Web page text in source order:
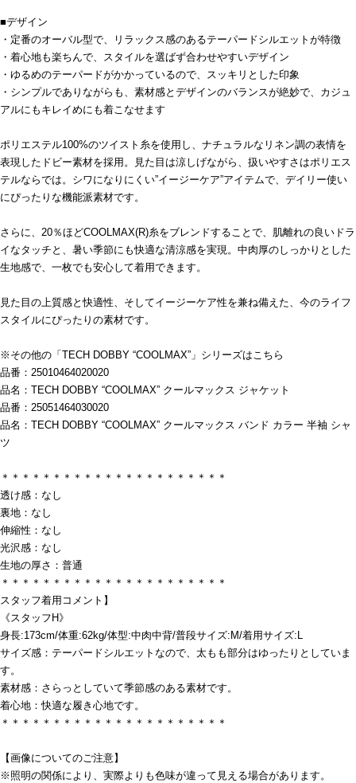
■デザイン
・定番のオーバル型で、リラックス感のあるテーパードシルエットが特徴
・着心地も楽ちんで、スタイルを選ばず合わせやすいデザイン
・ゆるめのテーパードがかかっているので、スッキリとした印象
・シンプルでありながらも、素材感とデザインのバランスが絶妙で、カジュ
アルにもキレイめにも着こなせます
ポリエステル100%のツイスト糸を使用し、ナチュラルなリネン調の表情を
表現したドビー素材を採用。見た目は涼しげながら、扱いやすさはポリエス
テルならでは。シワになりにくい”イージーケア”アイテムで、デイリー使い
にぴったりな機能派素材です。
さらに、20％ほどCOOLMAX(R)糸をブレンドすることで、肌離れの良いドラ
イなタッチと、暑い季節にも快適な清涼感を実現。中肉厚のしっかりとした
生地感で、一枚でも安心して着用できます。
見た目の上質感と快適性、そしてイージーケア性を兼ね備えた、今のライフ
スタイルにぴったりの素材です。
※その他の「TECH DOBBY “COOLMAX”」シリーズはこちら
品番：25010464020020
品名：TECH DOBBY “COOLMAX” クールマックス ジャケット
品番：25051464030020
品名：TECH DOBBY “COOLMAX” クールマックス バンド カラー 半袖 シャ
ツ
＊＊＊＊＊＊＊＊＊＊＊＊＊＊＊＊＊＊＊＊＊＊
透け感：なし
裏地：なし
伸縮性：なし
光沢感：なし
生地の厚さ：普通
＊＊＊＊＊＊＊＊＊＊＊＊＊＊＊＊＊＊＊＊＊＊
スタッフ着用コメント】
《スタッフH》
身長:173cm/体重:62kg/体型:中肉中背/普段サイズ:M/着用サイズ:L
サイズ感：テーパードシルエットなので、太もも部分はゆったりとしていま
す。
素材感：さらっとしていて季節感のある素材です。
着心地：快適な履き心地です。
＊＊＊＊＊＊＊＊＊＊＊＊＊＊＊＊＊＊＊＊＊＊
【画像についてのご注意】
※照明の関係により、実際よりも色味が違って見える場合があります。